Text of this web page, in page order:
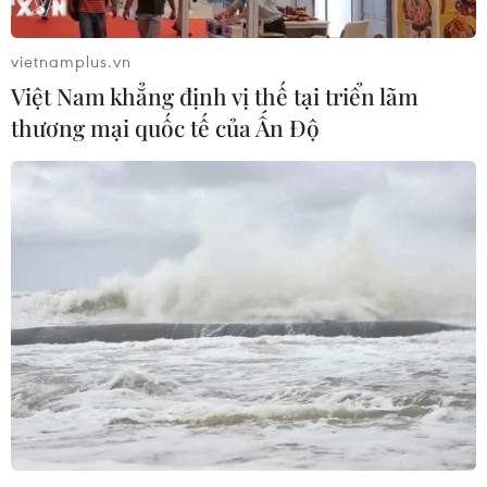
Hà Nội: 'Đánh thức' di sản
06/08/2026 04:25
06/08/2026 03:01
vietnamplus.vn
Việt Nam khẳng định vị thế tại triển lãm
thương mại quốc tế của Ấn Độ